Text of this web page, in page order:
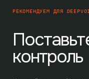
РЕКОМЕНДУЕМ ДЛЯ
контроль